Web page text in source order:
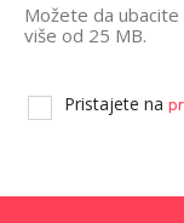
Možete da
više od 25 MB.
Pristajete na